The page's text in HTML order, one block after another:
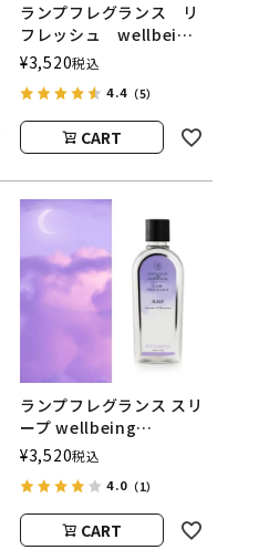
ランプフレグランス リ
フレッシュ wellbeing
500ml フレグランスラ
ンプ用オイル
ASHLEIGH&BURWOOD
（アシュレイアンドバー
ウッド）
¥3,520税込
4.4（5）
CART
ランプフレグランス スリ
ープ wellbeing
500ml フレグランスラ
ンプ用オイル
ASHLEIGH&BURWOOD
（アシュレイアンドバー
ウッド）
¥3,520税込
4.0（1）
CART